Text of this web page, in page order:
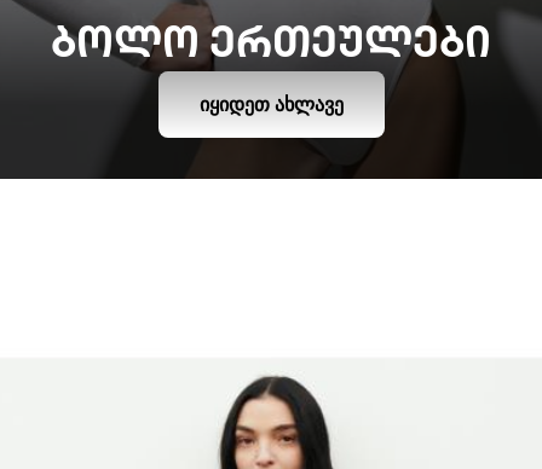
ᲑᲝᲚᲝ ᲔᲠᲗᲔᲣᲚᲔᲑᲘ
ᲘᲧᲘᲓᲔᲗ ᲐᲮᲚᲐᲕᲔ